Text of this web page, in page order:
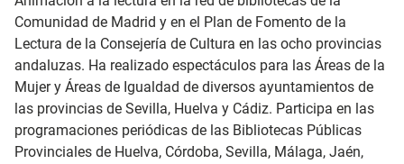
Comunidad de Madrid y en el Plan de Fomento de la
Lectura de la Consejería de Cultura en las ocho provincias
andaluzas. Ha realizado espectáculos para las Áreas de la
Mujer y Áreas de Igualdad de diversos ayuntamientos de
las provincias de Sevilla, Huelva y Cádiz. Participa en las
programaciones periódicas de las Bibliotecas Públicas
Provinciales de Huelva, Córdoba, Sevilla, Málaga, Jaén,